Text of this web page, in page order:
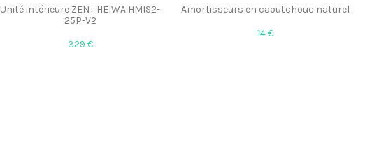
Unité intérieure ZEN+ HEIWA HMIS2-
25P-V2
329 €
Amortisseurs en caoutchouc naturel
14 €